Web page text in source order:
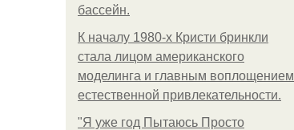
бассейн.
К началу 1980-х Кристи бринкли
стала лицом американского
моделинга и главным воплощением
естественной привлекательности.
"Я уже год Пытаюсь Просто